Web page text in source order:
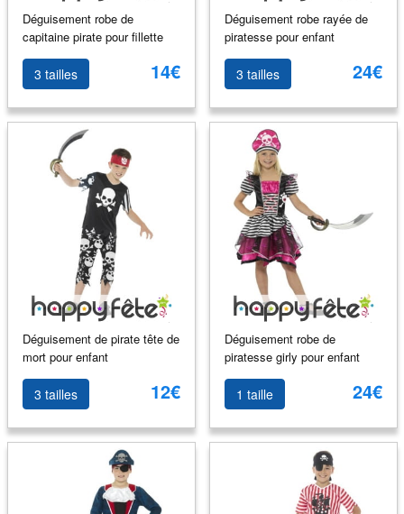
Déguisement robe de
capitaine pirate pour fillette
3 tailles 14€
Déguisement robe rayée de
piratesse pour enfant
3 tailles 24€
Déguisement de pirate tête de
mort pour enfant
3 tailles 12€
Déguisement robe de
piratesse girly pour enfant
1 taille 24€